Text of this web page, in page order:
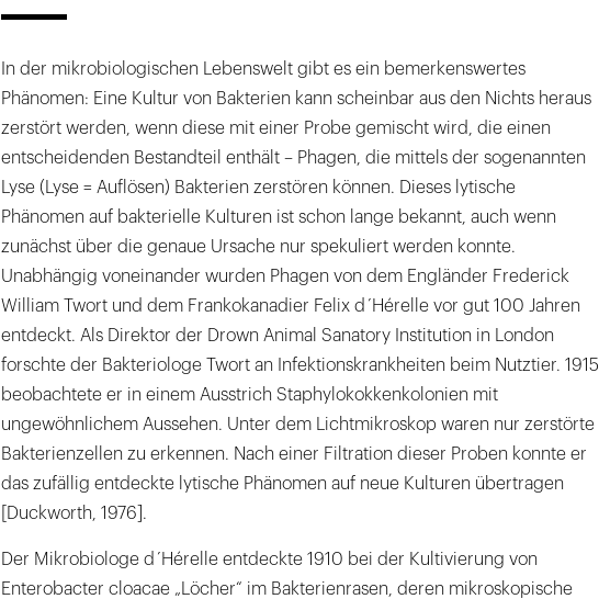
In der mikrobiologischen Lebenswelt gibt es ein bemerkenswertes
Phänomen: Eine Kultur von Bakterien kann scheinbar aus den Nichts heraus
zerstört werden, wenn diese mit einer Probe gemischt wird, die einen
entscheidenden Bestandteil enthält – Phagen, die mittels der sogenannten
Lyse (Lyse = Auflösen) Bakterien zerstören können. Dieses lytische
Phänomen auf bakterielle Kulturen ist schon lange bekannt, auch wenn
zunächst über die genaue Ursache nur spekuliert werden konnte.
Unabhängig voneinander wurden Phagen von dem Engländer Frederick
William Twort und dem Frankokanadier Felix d´Hérelle vor gut 100 Jahren
entdeckt. Als Direktor der Drown Animal Sanatory Institution in London
forschte der Bakteriologe Twort an Infektionskrankheiten beim Nutztier. 1915
beobachtete er in einem Ausstrich Staphylokokkenkolonien mit
ungewöhnlichem Aussehen. Unter dem Lichtmikroskop waren nur zerstörte
Bakterienzellen zu erkennen. Nach einer Filtration dieser Proben konnte er
das zufällig entdeckte lytische Phänomen auf neue Kulturen übertragen
[Duckworth, 1976].
Der Mikrobiologe d´Hérelle entdeckte 1910 bei der Kultivierung von
Enterobacter cloacae „Löcher“ im Bakterienrasen, deren mikroskopische